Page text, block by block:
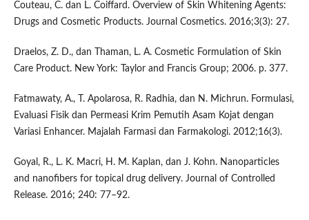
Couteau, C. dan L. Coiffard. Overview of Skin Whitening Agents:
Drugs and Cosmetic Products. Journal Cosmetics. 2016;3(3): 27.
Draelos, Z. D., dan Thaman, L. A. Cosmetic Formulation of Skin
Care Product. New York: Taylor and Francis Group; 2006. p. 377.
Fatmawaty, A., T. Apolarosa, R. Radhia, dan N. Michrun. Formulasi,
Evaluasi Fisik dan Permeasi Krim Pemutih Asam Kojat dengan
Variasi Enhancer. Majalah Farmasi dan Farmakologi. 2012;16(3).
Goyal, R., L. K. Macri, H. M. Kaplan, dan J. Kohn. Nanoparticles
and nanofibers for topical drug delivery. Journal of Controlled
Release. 2016; 240: 77–92.